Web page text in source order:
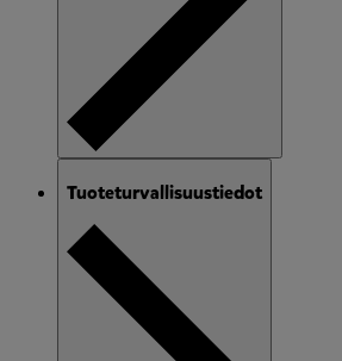
Tuoteturvallisuustiedot